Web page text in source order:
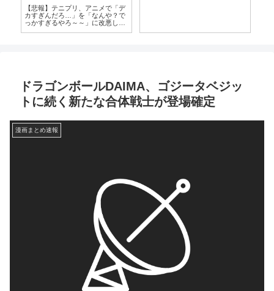
【悲報】テニプリ、アニメで「デ
カすぎんだろ…」を「なんや？で
っかすぎるやろ～～」に改悪して
ドラゴンボールDAIMA、ゴジータベジッ
トに続く新たな合体戦士が登場確定
漫画まとめ速報